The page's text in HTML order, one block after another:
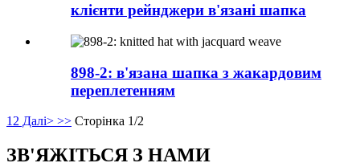
клієнти рейнджери в'язані шапка
898-2: в'язана шапка з жакардовим
переплетенням
12 Далі> >> Сторінка 1/2
ЗВ'ЯЖІТЬСЯ З НАМИ